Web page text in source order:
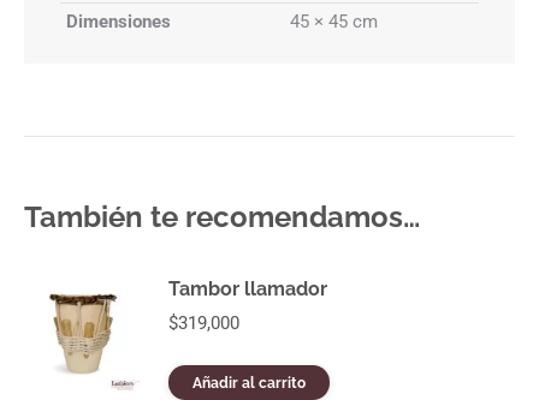
Dimensiones
45 × 45 cm
También te recomendamos…
Tambor llamador
$319,000
Añadir al carrito